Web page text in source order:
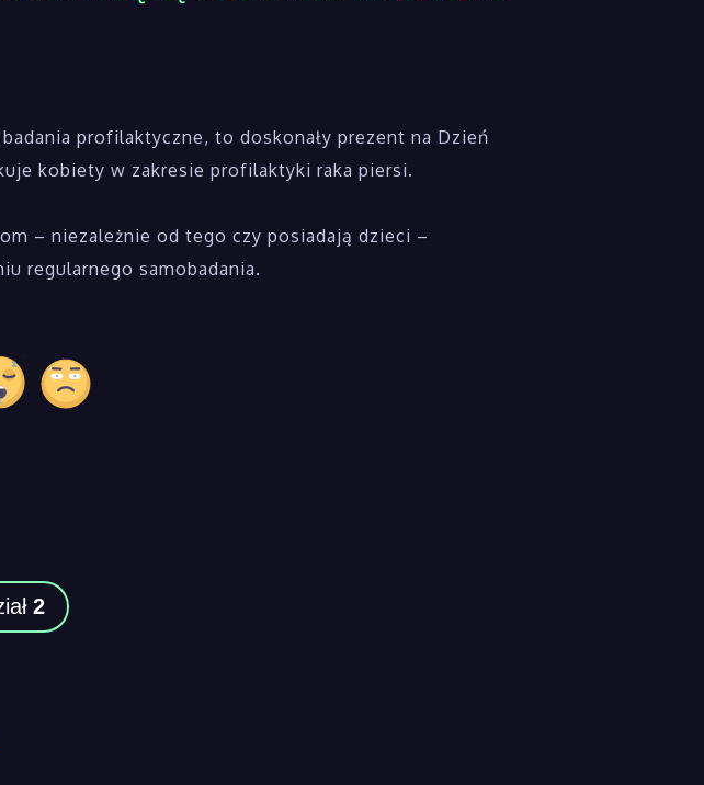
profilaktyczne, to doskonały prezent na Dzień
kobiety w zakresie profilaktyki raka piersi.
– niezależnie od tego czy posiadają dzieci –
regularnego samobadania.
2